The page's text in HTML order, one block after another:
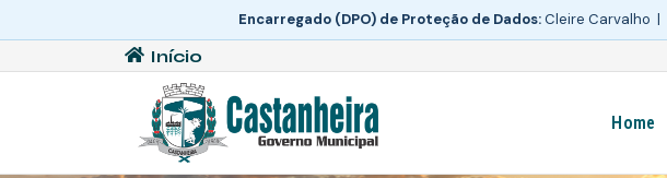
Encarregado (DPO) de Proteção de Dados:Cleire Carvalho |
Início
Home